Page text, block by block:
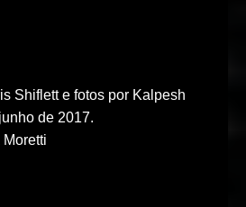
Shiflett e fotos por Kalpesh
de 2017.